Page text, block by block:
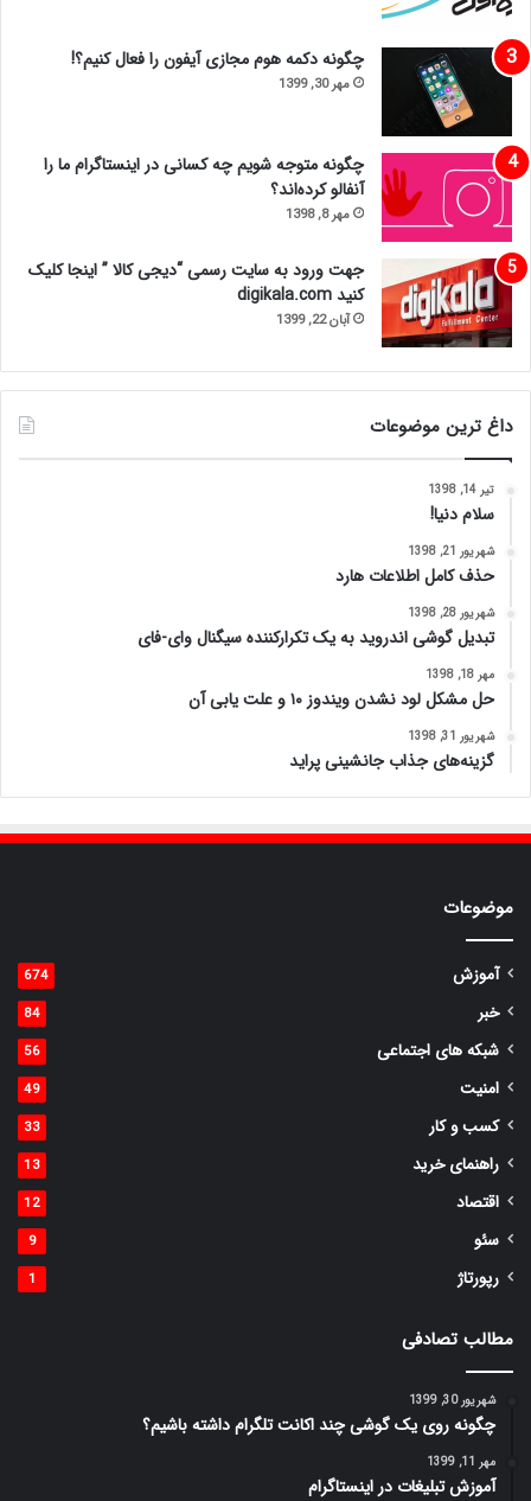
چگونه دکمه هوم مجازی آیفون را فعال کنیم؟!
مهر 30, 1399
چگونه متوجه شویم چه کسانی در اینستاگرام ما را
آنفالو کرده‌اند؟
مهر 8, 1398
جهت ورود به سایت رسمی “دیجی کالا ” اینجا کلیک
کنید digikala.com
آبان 22, 1399
داغ ترین موضوعات
تیر 14, 1398
سلام دنیا!
شهریور 21, 1398
حذف کامل اطلاعات هارد
شهریور 28, 1398
تبدیل گوشی اندروید به یک تکرارکننده سیگنال وای-فای
مهر 18, 1398
حل مشکل لود نشدن ویندوز ۱۰ و علت یابی آن
شهریور 31, 1398
گزینه‌های جذاب جانشینی پراید
موضوعات
آموزش 674
خبر 84
شبکه های اجتماعی 56
امنیت 49
کسب و کار 33
راهنمای خرید 13
اقتصاد 12
سئو 9
رپورتاژ 1
مطالب تصادفی
شهریور 30, 1399
چگونه روی یک گوشی چند اکانت تلگرام داشته باشیم؟
مهر 11, 1399
آموزش تبلیغات در اینستاگرام